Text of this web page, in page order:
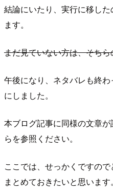
結論にいたり、実行に移し
ます。
まだ見ていない方は、そち
午後になり、ネタバレも終
にしました。
本ブログ記事に同様の文章
らを参照ください。
ここでは、せっかくですの
まとめておきたいと思います。